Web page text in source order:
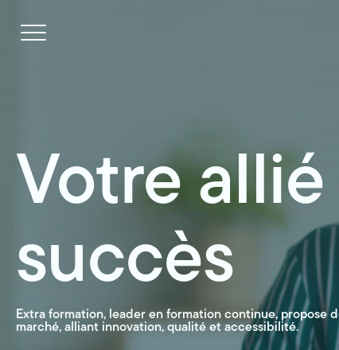
Ouvrir
la
Votre
succès
Extra formation, leader en formation continue, propose
marché, alliant innovation, qualité et accessibilité.